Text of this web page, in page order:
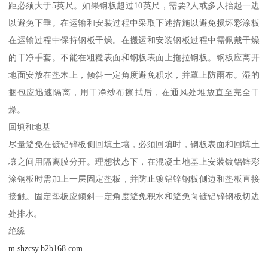
距必须大于5英尺。如果钢板超过10英尺，需要2人或多人抬起一边
以避免下垂。在运输和安装过程中采取下述措施以避免损坏彩涂板
在运输过程中保持钢板干燥。在搬运和安装钢板过程中需佩戴干燥
的干净手套。不能在粗糙表面和钢板表面上拖拉钢板。钢板应离开
地面安放在垫木上，倾斜一定角度避免积水，并罩上防雨布。湿的
捆包应迅速隔离，用干净纱布擦拭后，在通风处堆放直至完全干
燥。
回填和地基
尽量避免在镀铝锌板侧回填土壤，必须回填时，钢板表面和回填土
壤之间用隔离膜分开。理想状态下，在混凝土地基上安装镀铝锌彩
涂钢板时需加上一层固定垫板，并防止镀铝锌钢板侧边和垫板直接
接触。固定垫板应倾斜一定角度避免积水和避免向镀铝锌钢板切边
处排水。
绝缘
m.shzcsy.b2b168.com